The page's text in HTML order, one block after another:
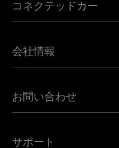
ヨーロッパ向けeSIM
カナダ向けeSIM
アフリカ向けeSIM
すべての目的地を見る
コネクテッドカー
Land Rover向けUbigi
Jeep向けUbigi
Mini向けUbigi
会社情報
Ubigi関連プレス
Ubigiアプリ
お問い合わせ
アフェリエイトプログラ
サポート